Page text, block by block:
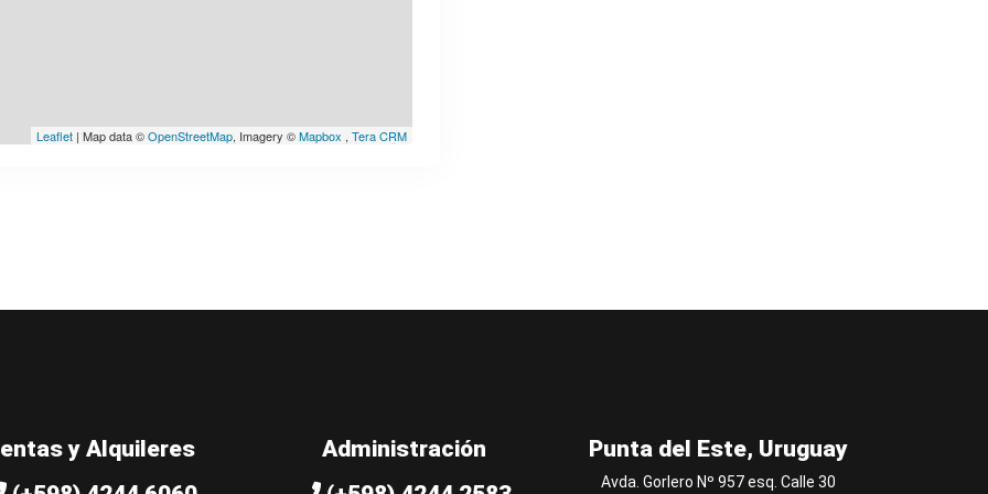
Leaflet | Map data ©OpenStreetMap, Imagery ©Mapbox , Tera CRM
y Alquileres
Administración
Punta del Este, Uruguay
Avda. Gorlero Nº 957 esq. Calle 30